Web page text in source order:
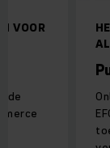
VOOR
de